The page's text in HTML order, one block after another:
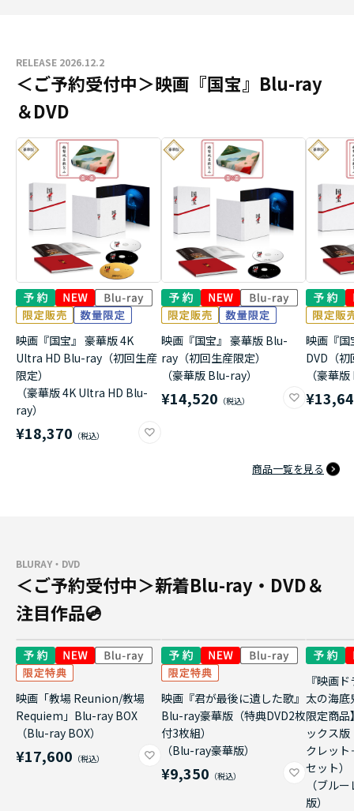
RELEASE 2026.12.2
＜ご予約受付中＞映画『国宝』Blu-ray
＆DVD
映画『国宝』 豪華版 4K
Ultra HD Blu-ray（初回生産
限定）
（豪華版 4K Ultra HD Blu-
ray）
¥18,370
映画『国宝』 豪華版 Blu-
ray（初回生産限定）
（豪華版 Blu-ray）
¥14,520
映画『国
DVD（
（豪華
商品一覧を見る
BLURAY・DVD
＜ご予約受付中＞新着Blu-ray・DVD＆
注目作品💿
映画「教場 Reunion/教場
Requiem」Blu-ray BOX
（Blu-ray BOX）
¥17,600
映画『君が最後に遺した歌』
Blu-ray豪華版（特典DVD2枚
付3枚組）
（Blu-ray豪華版）
¥9,350
『映画
太の海底
限定商品
ックス
クレッ
セット）
（ブル
版）